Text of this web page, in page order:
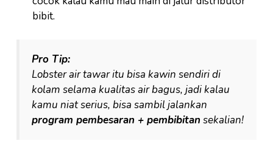
bibit.
Pro Tip:
Lobster air tawar itu bisa kawin sendiri di
kolam selama kualitas air bagus, jadi kalau
kamu niat serius, bisa sambil jalankan
program pembesaran + pembibitan sekalian!